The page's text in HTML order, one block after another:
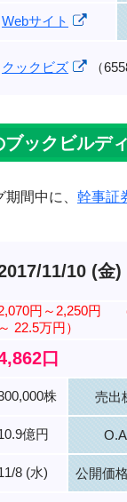
Webサイト
クックビズ （
ブックビルデ
間中に、 幹事証
11/10 (金
円～2,250円
～ 22.5万円）
口
株 売出
億円
8 (水) 公開価